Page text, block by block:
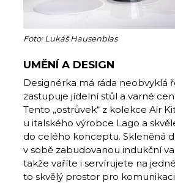
Foto: Lukáš Hausenblas
UMĚNÍ A DESIGN
Designérka má ráda neobvyklá
zastupuje jídelní stůl a varné
Tento „ostrůvek“ z kolekce Air
u italského výrobce Lago a
do celého konceptu. Skleněná
v sobě zabudovanou indukční
takže vaříte i servírujete na
to skvělý prostor pro